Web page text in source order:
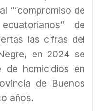
““compromiso de
de
las cifras del
en 2024 se
de homicidios en
de Buenos
años.